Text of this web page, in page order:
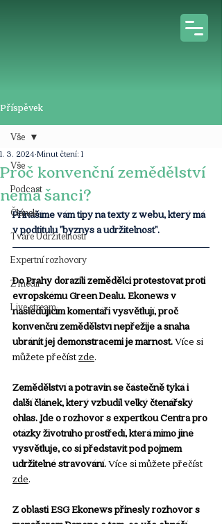
Příspěvek
Vše
Podcast
Článek
Tváře Udržitelnosti
Expertní rozhovory
Z médií
Live stream
Vše
Proč konvenční zemědělství
nemá šanci?
1. 3. 2024 Minut čtení: 1
Přinášíme vám tipy na texty z webu, který má
v podtitulu "byznys a udržitelnost".
Do Prahy dorazili zemědělci protestovat proti
evropskému Green Dealu. Ekonews v
následujícím komentáři vysvětlují, proč
konvenční zemědělství nepřežije a snaha
ubránit jej demonstracemi je marnost.Více si
můžete přečíst zde.
Zemědělství a potravin se částečně týká i
další článek, který vzbudil velký čtenářský
ohlas. Jde o rozhovor s expertkou Centra pro
otázky životního prostředí, která mimo jiné
vysvětluje, co si představit pod pojmem
udržitelné stravování. Více si můžete přečíst
zde.
Z oblasti ESG Ekonews přinesly rozhovor s